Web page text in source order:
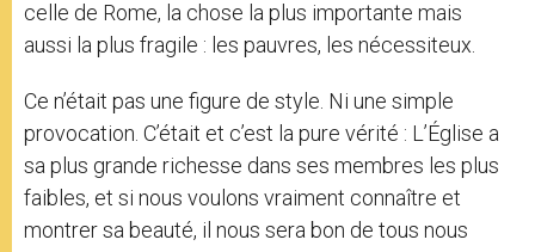
celle de Rome, la chose la plus importante mais
aussi la plus fragile : les pauvres, les nécessiteux.
Ce n’était pas une figure de style. Ni une simple
provocation. C’était et c’est la pure vérité : L’Église a
sa plus grande richesse dans ses membres les plus
faibles, et si nous voulons vraiment connaître et
montrer sa beauté, il nous sera bon de tous nous